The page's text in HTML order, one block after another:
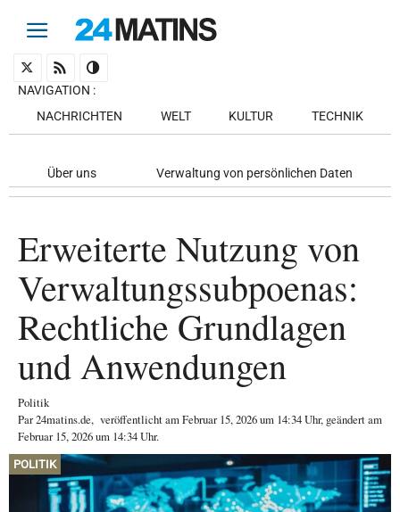
NAVIGATION :
NACHRICHTEN
WELT KULTUR TECHNIK
Über uns Verwaltung von persönlichen Daten
Erweiterte Nutzung von
Verwaltungssubpoenas:
Rechtliche Grundlagen
und Anwendungen
Politik
Par24matins.de, veröffentlicht amFebruar 15, 2026um 14:34 Uhr, geändert am
Februar 15, 2026 um 14:34 Uhr.
POLITIK